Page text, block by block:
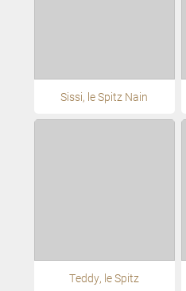
Sissi, le Spitz Nain
Teddy, le Spitz